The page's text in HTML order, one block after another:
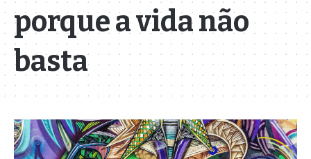
porque a vida não
basta